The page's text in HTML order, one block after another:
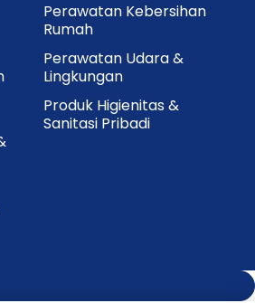
Perawatan Kebersihan
Rumah
Perawatan Udara &
Lingkungan
Produk Higienitas &
Sanitasi Pribadi